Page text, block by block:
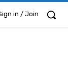
in / Join